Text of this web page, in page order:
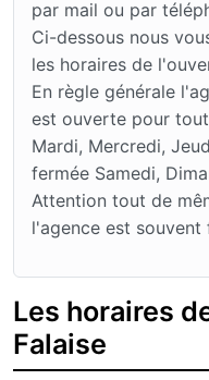
par mail ou par
Ci-dessous nous
les horaires de
En règle générale
est ouverte pour
Mardi, Mercredi,
fermée Samedi,
Attention tout de
l'agence est souvent
Les horaires
Falaise